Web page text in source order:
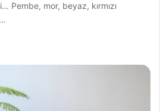
Pembe, mor, beyaz, kırmızı